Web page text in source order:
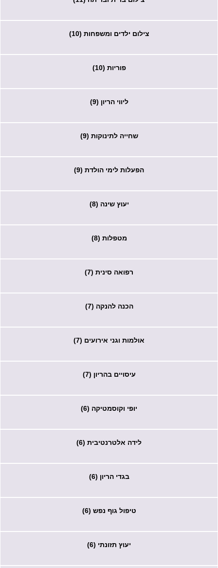
צילום ילדים ומשפחות (10)
פוריות (10)
ליווי הריון (9)
שחייה לתינוקות (9)
הפעלות לימי הולדת (9)
יעוץ שינה (8)
מטפלות (8)
רפואה סינית (7)
הכנה להנקה (7)
אולמות וגני אירועים (7)
עיסויים בהריון (7)
יופי וקוסמטיקה (6)
לידה אלטרנטיבית (6)
בגדי הריון (6)
טיפול גוף נפש (6)
יעוץ תזונתי (6)